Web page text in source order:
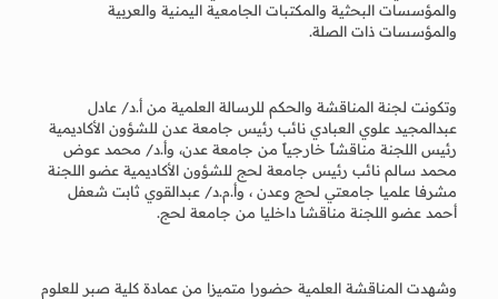
والمؤسسات البحثية والمكتبات الجامعية اليمنية والعربية
والمؤسسات ذات الصلة.
وتكونت لجنة المناقشة والحكم للرسالة العلمية من أ.د/ عادل
عبدالمجيد علوي العبادي نائب رئيس جامعة عدن للشؤون الأكاديمية
رئيس اللجنة مناقشاً خارجياً من جامعة عدن، وأ.د/ محمد عوض
محمد سالم نائب رئيس جامعة لحج للشؤون الأكاديمية عضو اللجنة
مشرفا علميا جامعتي لحج وعدن ، وأ.م.د/ عبدالقوي ثابت شعفل
أحمد عضو اللجنة مناقشا داخليا من جامعة لحج.
وشهدت المناقشة العلمية حضورا متميزا من عمادة كلية صبر للعلوم